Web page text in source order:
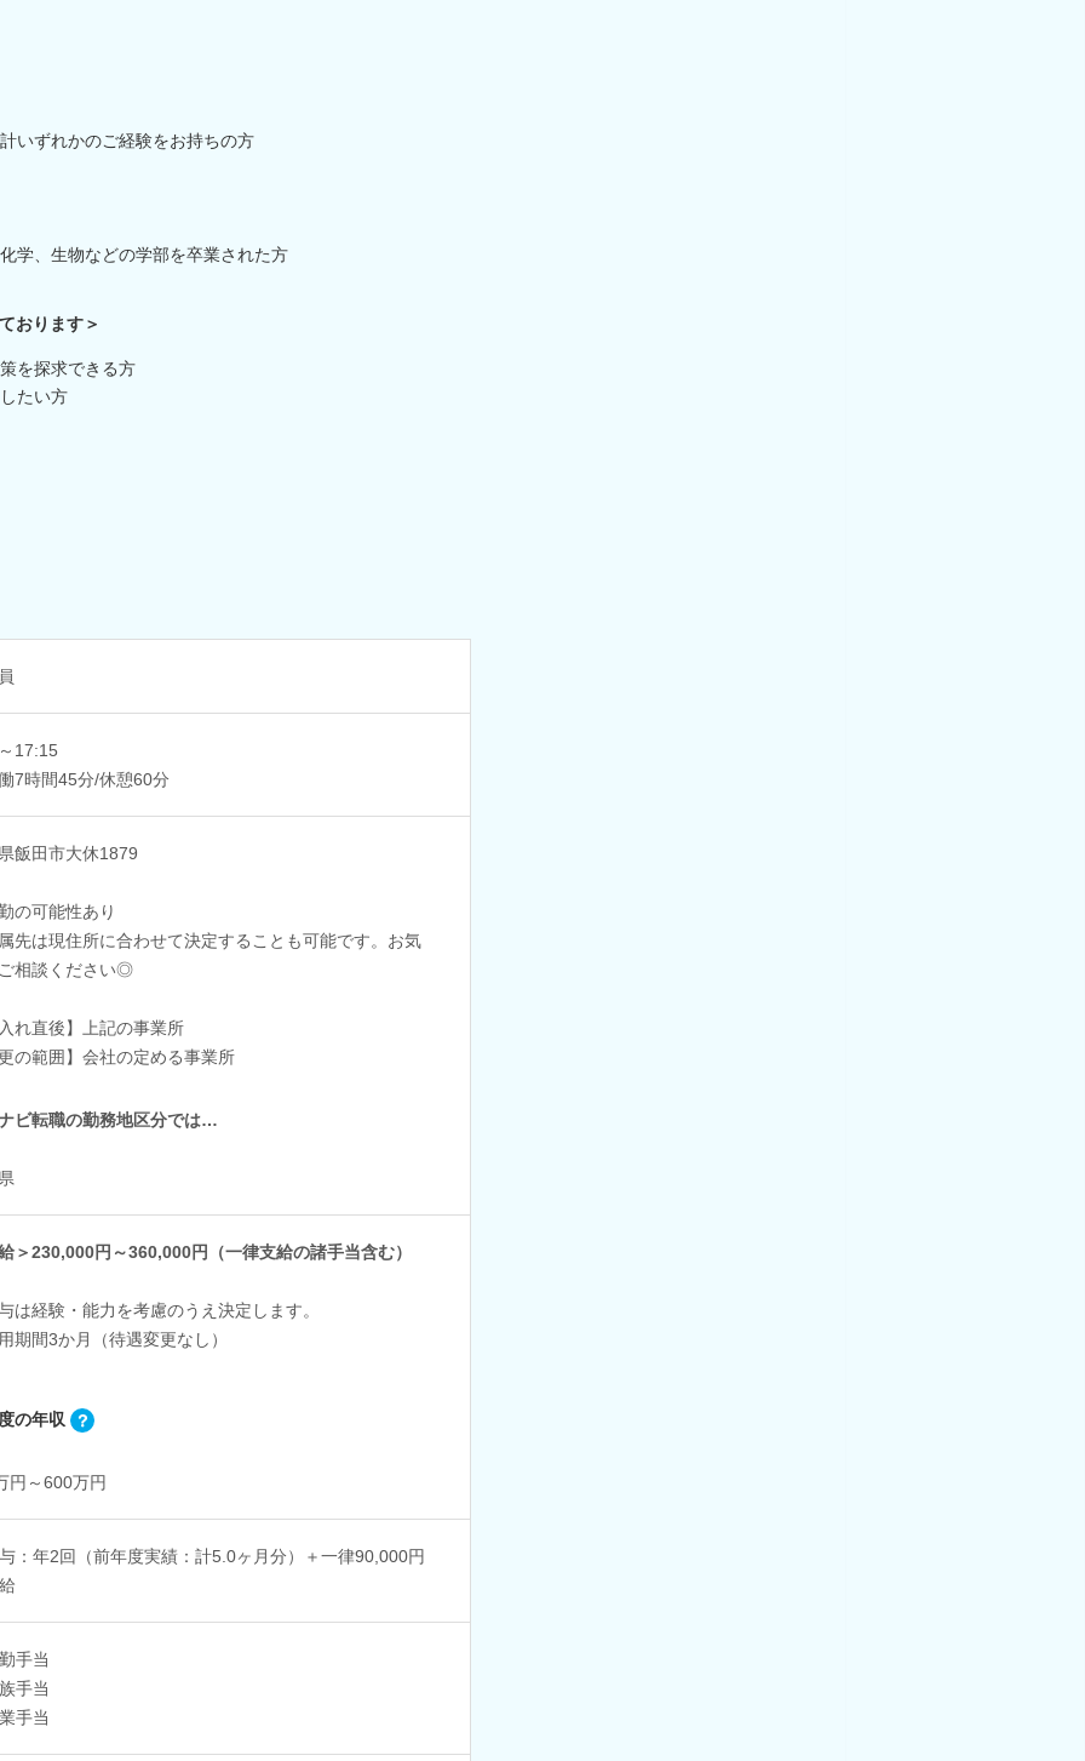
いずれかのご経験をお持ちの方
学、生物などの学部を卒業された方
おります＞
を探求できる方
たい方
17:15
7時間45分/休憩60分
飯田市大休1879
の可能性あり
先は現住所に合わせて決定することも可能です。お気
相談ください◎
れ直後】上記の事業所
の範囲】会社の定める事業所
ビ転職の勤務地区分では…
＞230,000円～360,000円（一律支給の諸手当含む）
は経験・能力を考慮のうえ決定します。
期間3か月（待遇変更なし）
の年収
円～600万円
：年2回（前年度実績：計5.0ヶ月分）＋一律90,000円
手当
手当
手当